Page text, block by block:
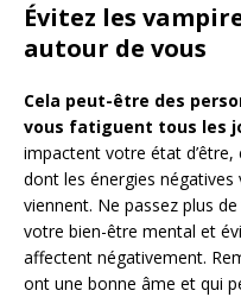
Évitez les
autour de vous
Cela peut-être des
vous fatiguent tous les
impactent votre état
dont les énergies négatives
viennent. Ne passez plus
votre bien-être mental et
affectent négativement.
ont une bonne âme et qui